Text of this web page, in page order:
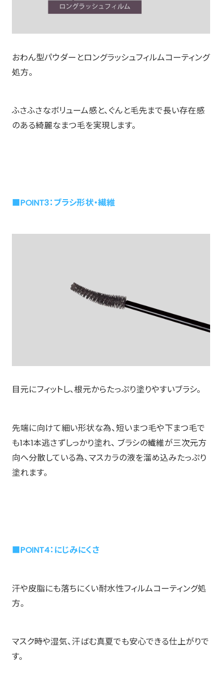
おわん型パウダーとロングラッシュフィルムコーティング
処方。
ふさふさなボリューム感と、ぐんと毛先まで長い存在感
のある綺麗なまつ毛を実現します。
■POINT3：ブラシ形状・繊維
目元にフィットし、根元からたっぷり塗りやすいブラシ。
先端に向けて細い形状な為、短いまつ毛や下まつ毛で
も1本1本逃さずしっかり塗れ、 ブラシの繊維が三次元方
向へ分散している為、マスカラの液を溜め込みたっぷり
塗れます。
■POINT4：にじみにくさ
汗や皮脂にも落ちにくい耐水性フィルムコーティング処
方。
マスク時や湿気、汗ばむ真夏でも安心できる仕上がりで
す。